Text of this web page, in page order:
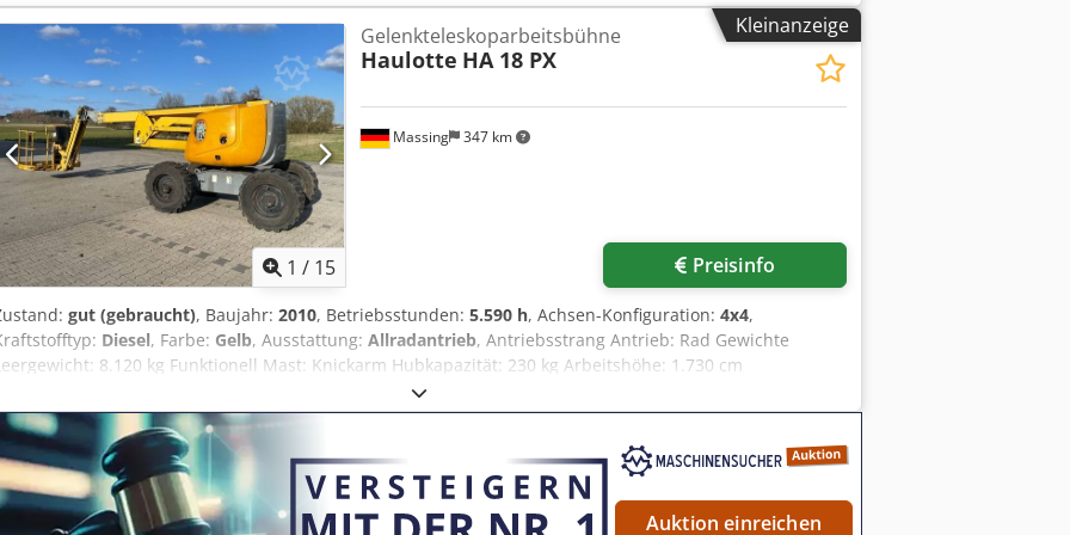
Inspected by an independent expert 53 Inspektionspunkte 50 genehmigt ✅ 2 unvollkommene ℹ️ 1
Ausgaben ⚠️ 📌 Inspector's Comment: Gut funktionierender Boomlift, etwas blauer Rauch beim Kaltstart
des Motors, defekter Jib-Schlauch, Fahrgeschwindigkeit funktioniert nicht, keine weiteren Probleme bei
Inspektion. 📄 Want to see the full inspection, extra photos, or a video? Tip: The reference "39714
is commonly used when looking up more details online. 💡 Why this machine and our service
out: ✔ Thorough inspection by professionals ✔ Jobsite delivery available ✔ Money-Back
✔ Secure and flexible payment options 🔄 Considering other equipment options? We offer
tools and resources for all equipment owners and operators – easily accessible on our platform.
Kleinanzeige
1 / 15
Massing 347 km
Gelenkteleskoparbeitsbühne
Haulotte HA 18 PX
Preisinfo
gut (gebraucht), Baujahr: 2010, Betriebsstunden: 5.590 h, Achsen-Konfiguration: 4x4,
Diesel, Farbe: Gelb, Ausstattung: Allradantrieb, Antriebsstrang Antrieb: Rad Gewichte
8.120 kg Funktionell Mast: Knickarm Hubkapazität: 230 kg Arbeitshöhe: 1.730 cm
Abmessungen des Laderaums: 760 x 238 x 220 cm CE-Kennzeichnung: ja Wartung, Verlauf und Zustand
Afeyxybre Rof Zahl der Eigentümer: 1 Technischer Zustand: gut Optischer Zustand: gut Weitere
Lieferbedingungen: EXW Max. horizontale Reichweite: 1060 m Max. Armausschlag in Grad:
Max. Ausschlag der Arbeitsbühne in Grad: 360 Letzte Inspektion: 2026-03-30 Produktionsland: FR
Informationen Wenden Sie sich an Rothlehner Arbeitsbühnen GmbH, um weitere Informationen
erhalten. Arbeitshöhe: 17,30 m Korblast: 230 kg / 2 Personen Drehbereich: 360° endlos Reichweite
Auktion einreichen